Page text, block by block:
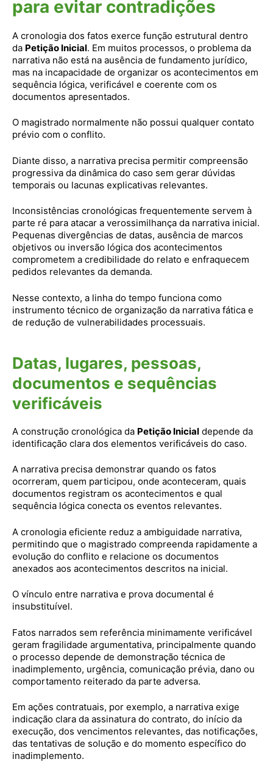
para evitar contradições
A cronologia dos fatos exerce função estrutural dentro
da Petição Inicial. Em muitos processos, o problema da
narrativa não está na ausência de fundamento jurídico,
mas na incapacidade de organizar os acontecimentos em
sequência lógica, verificável e coerente com os
documentos apresentados.
O magistrado normalmente não possui qualquer contato
prévio com o conflito.
Diante disso, a narrativa precisa permitir compreensão
progressiva da dinâmica do caso sem gerar dúvidas
temporais ou lacunas explicativas relevantes.
Inconsistências cronológicas frequentemente servem à
parte ré para atacar a verossimilhança da narrativa inicial.
Pequenas divergências de datas, ausência de marcos
objetivos ou inversão lógica dos acontecimentos
comprometem a credibilidade do relato e enfraquecem
pedidos relevantes da demanda.
Nesse contexto, a linha do tempo funciona como
instrumento técnico de organização da narrativa fática e
de redução de vulnerabilidades processuais.
Datas, lugares, pessoas,
documentos e sequências
verificáveis
A construção cronológica da Petição Inicial depende da
identificação clara dos elementos verificáveis do caso.
A narrativa precisa demonstrar quando os fatos
ocorreram, quem participou, onde aconteceram, quais
documentos registram os acontecimentos e qual
sequência lógica conecta os eventos relevantes.
A cronologia eficiente reduz a ambiguidade narrativa,
permitindo que o magistrado compreenda rapidamente a
evolução do conflito e relacione os documentos
anexados aos acontecimentos descritos na inicial.
O vínculo entre narrativa e prova documental é
insubstituível.
Fatos narrados sem referência minimamente verificável
geram fragilidade argumentativa, principalmente quando
o processo depende de demonstração técnica de
inadimplemento, urgência, comunicação prévia, dano ou
comportamento reiterado da parte adversa.
Em ações contratuais, por exemplo, a narrativa exige
indicação clara da assinatura do contrato, do início da
execução, dos vencimentos relevantes, das notificações,
das tentativas de solução e do momento específico do
inadimplemento.